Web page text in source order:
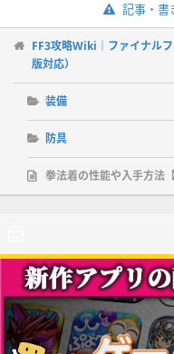
記事・書
FF3攻略Wiki｜ファイナル
版対応）
装備
防具
拳法着の性能や入手方法